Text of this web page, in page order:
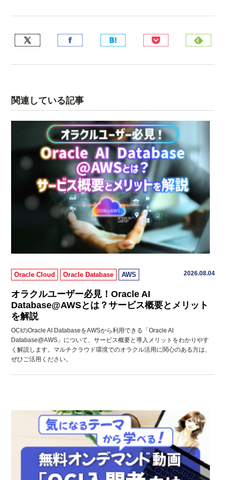
関連している記事
Oracle Cloud Oracle Database AWS 2026.08.04
オラクルユーザー必見！Oracle AI
Database@AWSとは？サービス概要とメリット
を解説
OCIのOracle AI DatabaseをAWSから利用できる「Oracle AI
Database@AWS」について、サービス概要と導入メリットをわかりやす
く解説します。マルチクラウド環境でのオラクル活用に関心のある方は、
ぜひご活用ください。